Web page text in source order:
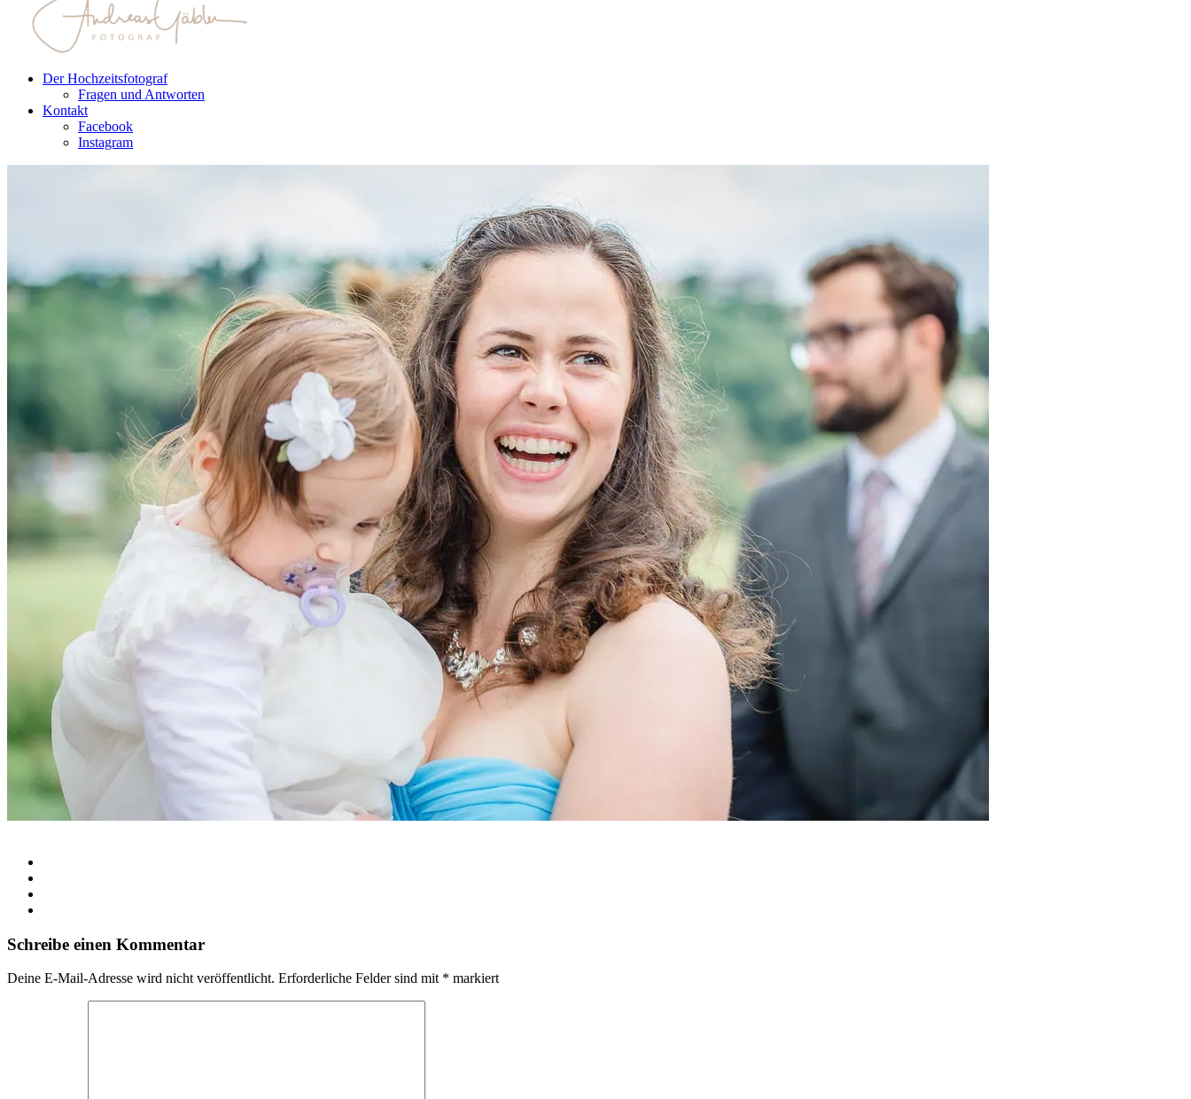
Der Hochzeitsfotograf
Fragen und Antworten
Kontakt
Facebook
Instagram
Schreibe einen Kommentar
Deine E-Mail-Adresse wird nicht veröffentlicht. Erforderliche Felder sind mit * markiert